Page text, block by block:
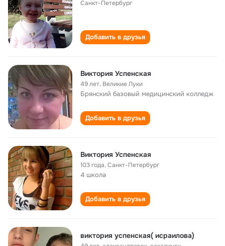
Санкт-Петербург
Добавить в друзья
Виктория Успенская
49 лет, Великие Луки
Брянский базовый медицинский колледж
Добавить в друзья
Виктория Успенская
103 года,Санкт-Петербург
4 школа
Добавить в друзья
виктория успенская( исраилова)